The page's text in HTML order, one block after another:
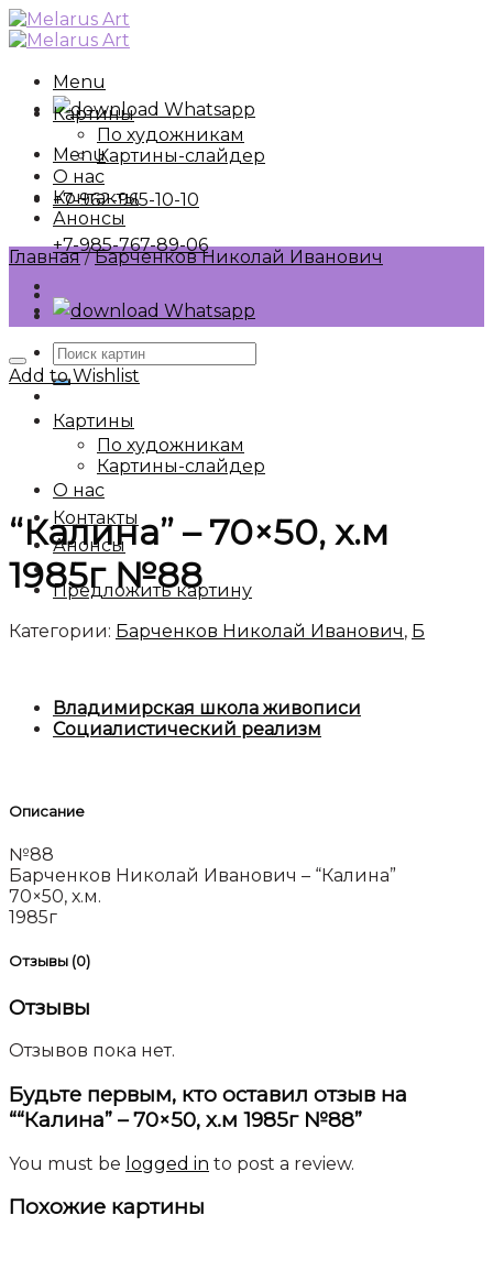
Skip
to
Menu
Whatsapp
Menu
+7-962-965-10-10
+7-985-767-89-06
Whatsapp
Искать:
Картины
По художникам
Картины-слайдер
О нас
Контакты
Анонсы
Предложить картину
Картины
По художникам
Картины-слайдер
О нас
Контакты
Анонсы
Главная / Барченков Николай Иванович
Add to Wishlist
“Калина” – 70×50, х.м
1985г №88
Категории: Барченков Николай Иванович, Б
Владимирская школа живописи
Социалистический реализм
Описание
№88
Барченков Николай Иванович – “Калина”
70×50, х.м.
1985г
Отзывы (0)
Отзывы
Отзывов пока нет.
Будьте первым, кто оставил отзыв на
““Калина” – 70×50, х.м 1985г №88”
You must be logged in to post a review.
Похожие картины